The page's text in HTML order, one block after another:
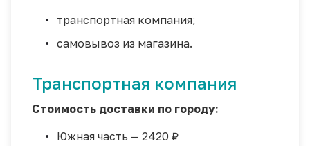
транспортная компания;
самовывоз из магазина.
Транспортная компания
Стоимость доставки по городу:
Южная часть — 2420 ₽